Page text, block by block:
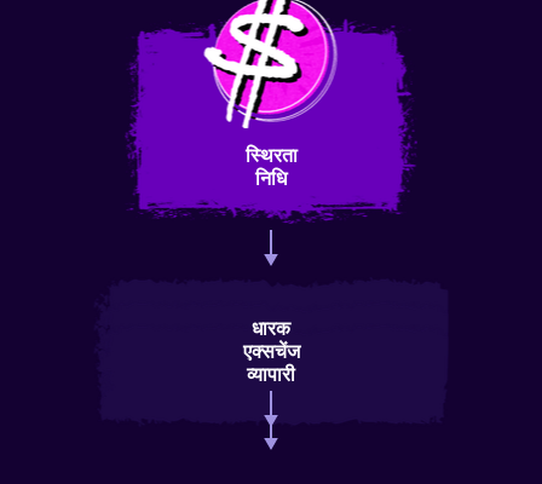
स्थिरता
निधि
धारक
एक्सचेंज
व्यापारी